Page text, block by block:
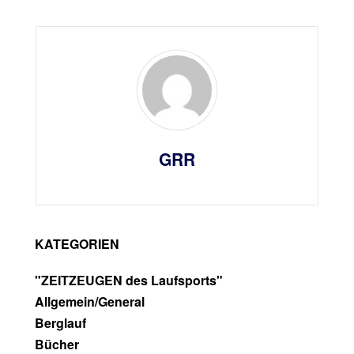
GRR
KATEGORIEN
"ZEITZEUGEN des Laufsports"
Allgemein/General
Berglauf
Bücher